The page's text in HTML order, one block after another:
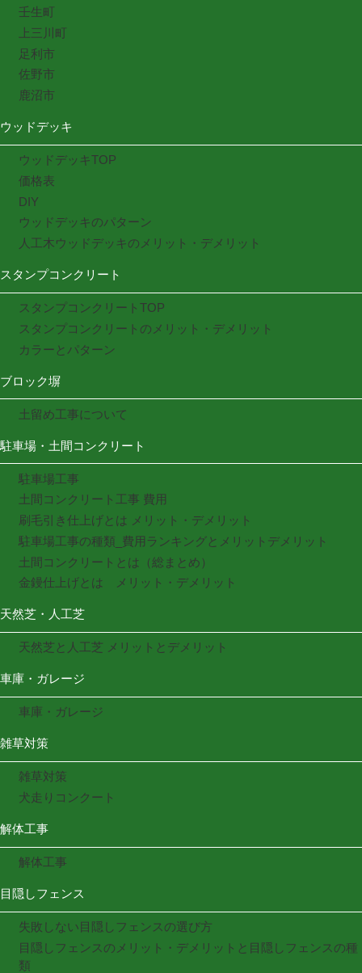
壬生町
上三川町
足利市
佐野市
鹿沼市
ウッドデッキ
ウッドデッキTOP
価格表
DIY
ウッドデッキのパターン
人工木ウッドデッキのメリット・デメリット
スタンプコンクリート
スタンプコンクリートTOP
スタンプコンクリートのメリット・デメリット
カラーとパターン
ブロック塀
土留め工事について
駐車場・土間コンクリート
駐車場工事
土間コンクリート工事 費用
刷毛引き仕上げとは メリット・デメリット
駐車場工事の種類_費用ランキングとメリットデメリット
土間コンクリートとは（総まとめ）
金鏝仕上げとは メリット・デメリット
天然芝・人工芝
天然芝と人工芝 メリットとデメリット
車庫・ガレージ
車庫・ガレージ
雑草対策
雑草対策
犬走りコンクート
解体工事
解体工事
目隠しフェンス
失敗しない目隠しフェンスの選び方
目隠しフェンスのメリット・デメリットと目隠しフェンスの種
類